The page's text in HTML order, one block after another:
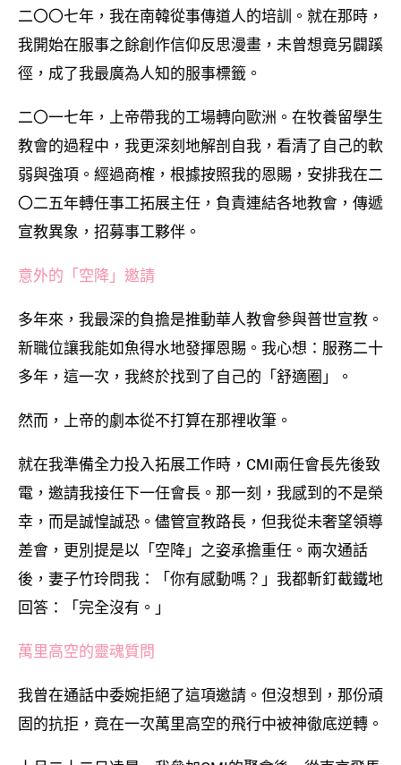
二〇〇七年，我在南韓從事傳道人的培訓。就在那時，
我開始在服事之餘創作信仰反思漫畫，未曾想竟另闢蹊
徑，成了我最廣為人知的服事標籤。
二〇一七年，上帝帶我的工場轉向歐洲。在牧養留學生
教會的過程中，我更深刻地解剖自我，看清了自己的軟
弱與強項。經過商榷，根據按照我的恩賜，安排我在二
〇二五年轉任事工拓展主任，負責連結各地教會，傳遞
宣教異象，招募事工夥伴。
意外的「空降」邀請
多年來，我最深的負擔是推動華人教會參與普世宣教。
新職位讓我能如魚得水地發揮恩賜。我心想：服務二十
多年，這一次，我終於找到了自己的「舒適圈」。
然而，上帝的劇本從不打算在那裡收筆。
就在我準備全力投入拓展工作時，CMI兩任會長先後致
電，邀請我接任下一任會長。那一刻，我感到的不是榮
幸，而是誠惶誠恐。儘管宣教路長，但我從未奢望領導
差會，更別提是以「空降」之姿承擔重任。兩次通話
後，妻子竹玲問我：「你有感動嗎？」我都斬釘截鐵地
回答：「完全沒有。」
萬里高空的靈魂質問
我曾在通話中委婉拒絕了這項邀請。但沒想到，那份頑
固的抗拒，竟在一次萬里高空的飛行中被神徹底逆轉。